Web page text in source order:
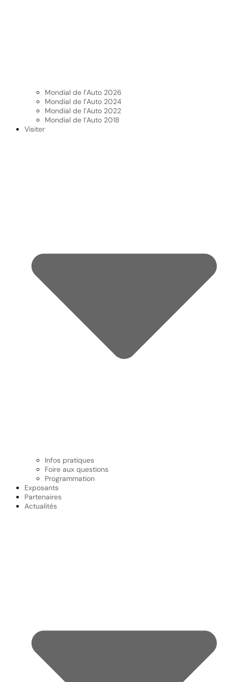
Mondial de l’Auto 2026
Mondial de l’Auto 2024
Mondial de l’Auto 2022
Mondial de l’Auto 2018
Visiter
Infos pratiques
Foire aux questions
Programmation
Exposants
Partenaires
Actualités